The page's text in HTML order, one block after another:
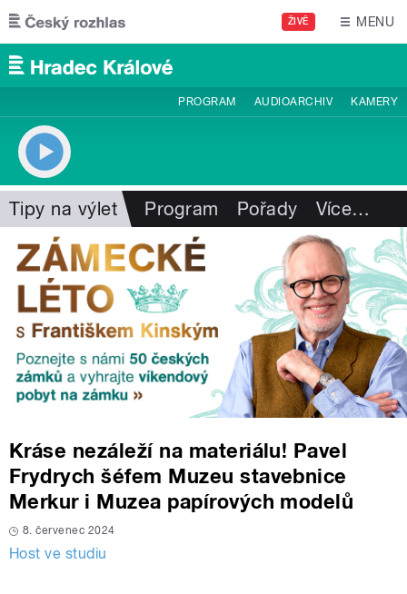
Přejít k hlavnímu obsahu
ŽIVĚ MENU
PROGRAM AUDIOARCHIV KAMERY
Tipy na výlet Program Pořady Více…
Kráse nezáleží na materiálu! Pavel
Frydrych šéfem Muzeu stavebnice
Merkur i Muzea papírových modelů
8. červenec 2024
Host ve studiu